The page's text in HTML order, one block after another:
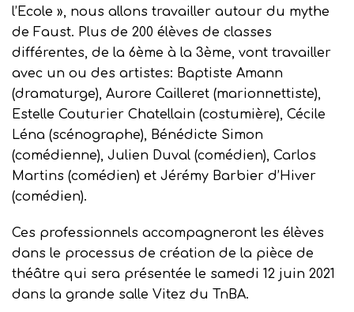
l’Ecole », nous allons travailler autour du mythe
de Faust. Plus de 200 élèves de classes
différentes, de la 6ème à la 3ème, vont travailler
avec un ou des artistes: Baptiste Amann
(dramaturge), Aurore Cailleret (marionnettiste),
Estelle Couturier Chatellain (costumière), Cécile
Léna (scénographe), Bénédicte Simon
(comédienne), Julien Duval (comédien), Carlos
Martins (comédien) et Jérémy Barbier d’Hiver
(comédien).
Ces professionnels accompagneront les élèves
dans le processus de création de la pièce de
théâtre qui sera présentée le samedi 12 juin 2021
dans la grande salle Vitez du TnBA.